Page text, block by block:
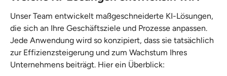
Unser Team entwickelt maßgeschneiderte KI-Lösungen,
die sich an Ihre Geschäftsziele und Prozesse anpassen.
Jede Anwendung wird so konzipiert, dass sie tatsächlich
zur Effizienzsteigerung und zum Wachstum Ihres
Unternehmens beiträgt. Hier ein Überblick: